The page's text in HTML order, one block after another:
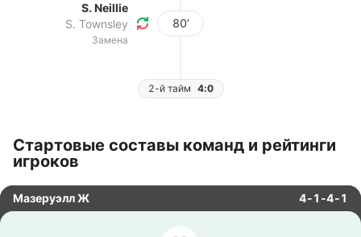
S. Neillie
S. Townsley
Замена
80’
2-й тайм 4:0
Стартовые составы команд и рейтинги
игроков
Мазеруэлл Ж 4-1-4-1